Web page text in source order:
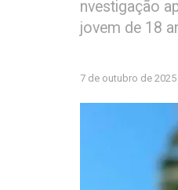
nvestigação
jovem de 18
7 de outubro de 2025